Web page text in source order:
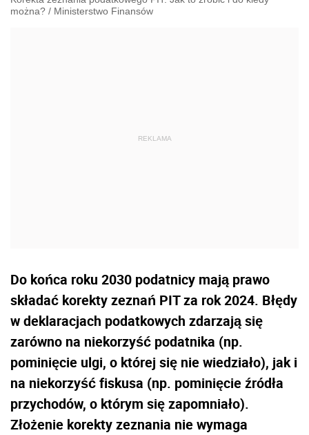
można? / Ministerstwo Finansów
Do końca roku 2030 podatnicy mają prawo
składać korekty zeznań PIT za rok 2024. Błędy
w deklaracjach podatkowych zdarzają się
zarówno na niekorzyść podatnika (np.
pominięcie ulgi, o której się nie wiedziało), jak i
na niekorzyść fiskusa (np. pominięcie źródła
przychodów, o którym się zapomniało).
Złożenie korekty zeznania nie wymaga